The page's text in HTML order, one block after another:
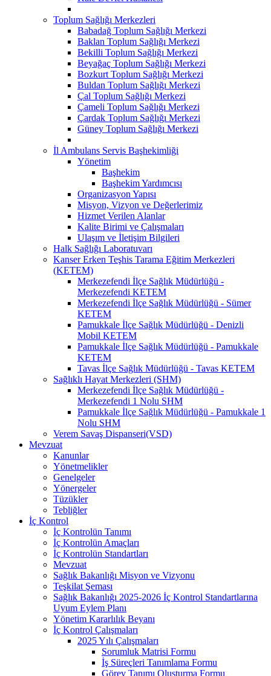
Toplum Sağlığı Merkezleri
Babadağ Toplum Sağlığı Merkezi
Baklan Toplum Sağlığı Merkezi
Bekilli Toplum Sağlığı Merkezi
Beyağaç Toplum Sağlığı Merkezi
Bozkurt Toplum Sağlığı Merkezi
Buldan Toplum Sağlığı Merkezi
Çal Toplum Sağlığı Merkezi
Çameli Toplum Sağlığı Merkezi
Çardak Toplum Sağlığı Merkezi
Güney Toplum Sağlığı Merkezi
İl Ambulans Servis Başhekimliği
Yönetim
Başhekim
Başhekim Yardımcısı
Organizasyon Yapısı
Misyon, Vizyon ve Değerlerimiz
Hizmet Verilen Alanlar
Kalite Birimi ve Çalışmaları
Ulaşım ve İletişim Bilgileri
Halk Sağlığı Laboratuvarı
Kanser Erken Teşhis Tarama Eğitim Merkezleri
(KETEM)
Merkezefendi İlçe Sağlık Müdürlüğü -
Merkezefendi KETEM
Merkezefendi İlçe Sağlık Müdürlüğü - Sümer
KETEM
Pamukkale İlçe Sağlık Müdürlüğü - Denizli
Mobil KETEM
Pamukkale İlçe Sağlık Müdürlüğü - Pamukkale
KETEM
Tavas İlçe Sağlık Müdürlüğü - Tavas KETEM
Sağlıklı Hayat Merkezleri (SHM)
Merkezefendi İlçe Sağlık Müdürlüğü -
Merkezefendi 1 Nolu SHM
Pamukkale İlçe Sağlık Müdürlüğü - Pamukkale 1
Nolu SHM
Verem Savaş Dispanseri(VSD)
Mevzuat
Kanunlar
Yönetmelikler
Genelgeler
Yönergeler
Tüzükler
Tebliğler
İç Kontrol
İç Kontrolün Tanımı
İç Kontrolün Amaçları
İç Kontrolün Standartları
Mevzuat
Sağlık Bakanlığı Misyon ve Vizyonu
Teşkilat Şeması
Sağlık Bakanlığı 2025-2026 İç Kontrol Standartlarına
Uyum Eylem Planı
Yönetim Kararlılık Beyanı
İç Kontrol Çalışmaları
2025 Yılı Çalışmaları
Sorumluk Matrisi Formu
İş Süreçleri Tanımlama Formu
Görev Tanımı Oluşturma Formu